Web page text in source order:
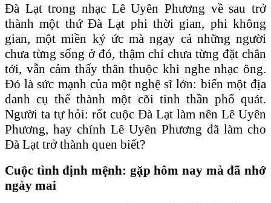
Đà Lạt trong nhạc Lê Uyên Phương về sau trở
thành một thứ Đà Lạt phi thời gian, phi không
gian, một miền ký ức mà ngay cả những người
chưa từng sống ở đó, thậm chí chưa từng đặt chân
tới, vẫn cảm thấy thân thuộc khi nghe nhạc ông.
Đó là sức mạnh của một nghệ sĩ lớn: biến một địa
danh cụ thể thành một cõi tinh thần phổ quát.
Người ta tự hỏi: rốt cuộc Đà Lạt làm nên Lê Uyên
Phương, hay chính Lê Uyên Phương đã làm cho
Đà Lạt trở thành quen biết?
Cuộc tình định mệnh: gặp hôm nay mà đã nhớ
ngày mai